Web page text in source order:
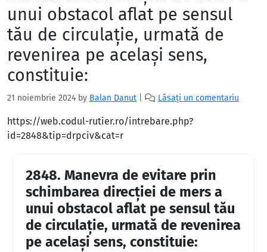
unui obstacol aflat pe sensul
tău de circulaţie, urmată de
revenirea pe acelaşi sens,
constituie:
21 noiembrie 2024 by Balan Danut Lăsați un comentariu
https://web.codul-rutier.ro/intrebare.php?
id=2848&tip=drpciv&cat=r
2848. Manevra de evitare prin
schimbarea direcţiei de mers a
unui obstacol aflat pe sensul tău
de circulaţie, urmată de revenirea
pe acelaşi sens, constituie: